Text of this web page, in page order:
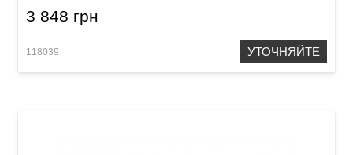
3 848 грн
118039 УТОЧНЯЙТЕ